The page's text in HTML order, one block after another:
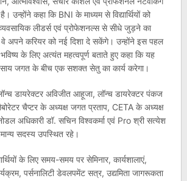
उन्होंने कहा कि BNI के माध्यम से विद्यार्थियों को
व्यवसायिक लीडर्स एवं प्रोफेशनल्स से सीधे जुड़ने का
अपने करियर को नई दिशा दे सकेंगे। उन्होंने इस पहल
के लिए अत्यंत महत्वपूर्ण बताते हुए कहा कि यह
जगत के बीच एक सशक्त सेतु का कार्य करेगा।
डायरेक्टर अविजीत आहूजा, लॉन्च डायरेक्टर पंकज
चैप्टर के अध्यक्ष जगत प्रताप, CETA के अध्यक्ष
अधिकारी डॉ. सचिन विश्वकर्मा एवं Pro श्री सत्येश
सदस्य उपस्थित रहे।
के लिए समय-समय पर सेमिनार, कार्यशालाएं,
पर्सनालिटी डेवलपमेंट सत्र, उद्यमिता जागरूकता